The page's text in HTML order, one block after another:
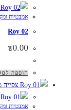
אמבטיות
Roy 02
₪0.00
הוספה
צפייה
אמבטיות